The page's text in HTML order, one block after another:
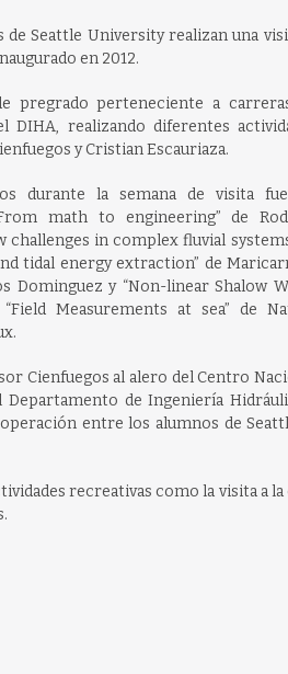
de Seattle University realizan una
en 2012.
pregrado perteneciente a
realizando diferentes
y Cristian Escauriaza.
durante la semana de visita
math to engineering” de
challenges in complex fluvial
tidal energy extraction” de
Dominguez y “Non-linear Shalow
Measurements at sea” de
Cienfuegos al alero del Centro
Departamento de Ingeniería
entre los alumnos de
recreativas como la visita a la